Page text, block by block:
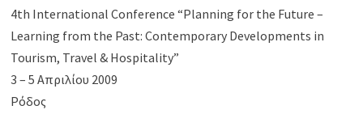
4th International Conference “Planning for the Future –
Learning from the Past: Contemporary Developments in
Tourism, Travel & Hospitality”
3 – 5 Απριλίου 2009
Ρόδος